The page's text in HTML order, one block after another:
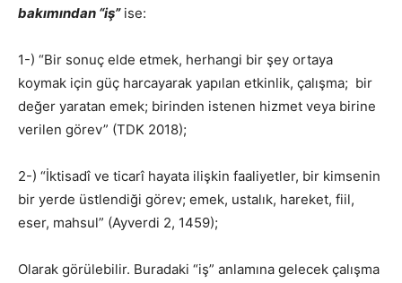
bakımından “iş”ise:
1-) “Bir sonuç elde etmek, herhangi bir şey ortaya
koymak için güç harcayarak yapılan etkinlik, çalışma; bir
değer yaratan emek; birinden istenen hizmet veya birine
verilen görev” (TDK 2018);
2-) “İktisadî ve ticarî hayata ilişkin faaliyetler, bir kimsenin
bir yerde üstlendiği görev; emek, ustalık, hareket, fiil,
eser, mahsul” (Ayverdi 2, 1459);
Olarak görülebilir. Buradaki “iş” anlamına gelecek çalışma